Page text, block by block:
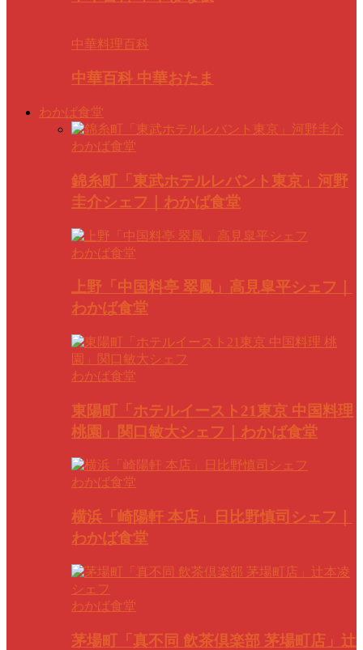
中華料理百科
中華百科 中華おたま
わかば食堂
わかば食堂
錦糸町「東武ホテルレバント東京」河野
圭介シェフ｜わかば食堂
わかば食堂
上野「中国料亭 翠鳳」高見皐平シェフ｜
わかば食堂
わかば食堂
東陽町「ホテルイースト21東京 中国料理
桃園」関口敏大シェフ｜わかば食堂
わかば食堂
横浜「崎陽軒 本店」日比野慎司シェフ｜
わかば食堂
わかば食堂
茅場町「真不同 飲茶倶楽部 茅場町店」辻